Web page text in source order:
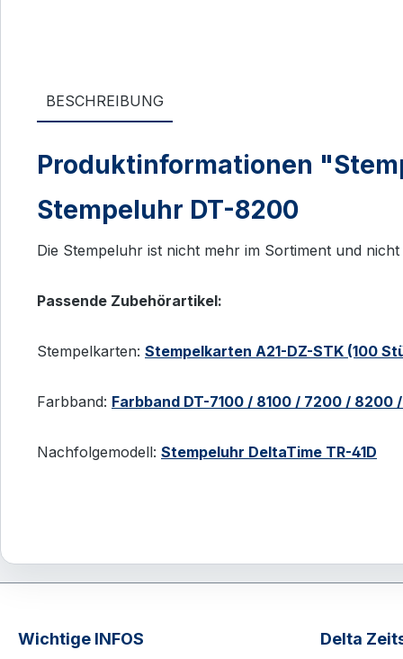
BESCHREIBUNG
Produktinformationen
Stempeluhr DT-8200
Die Stempeluhr ist nicht mehr im Sortiment und
Passende Zubehörartikel:
Stempelkarten: Stempelkarten A21-DZ-STK (100
Farbband: Farbband DT-7100 / 8100 / 7200 / 8200
Nachfolgemodell: Stempeluhr DeltaTime TR-41D
Wichtige INFOS Delta